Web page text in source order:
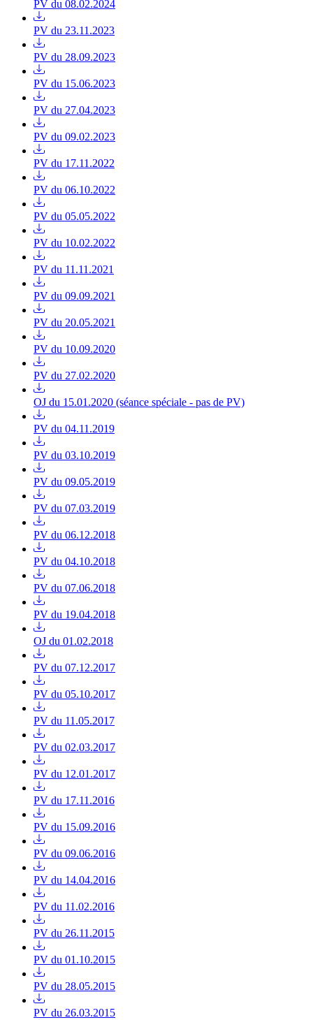
PV du 08.02.2024
PV du 23.11.2023
PV du 28.09.2023
PV du 15.06.2023
PV du 27.04.2023
PV du 09.02.2023
PV du 17.11.2022
PV du 06.10.2022
PV du 05.05.2022
PV du 10.02.2022
PV du 11.11.2021
PV du 09.09.2021
PV du 20.05.2021
PV du 10.09.2020
PV du 27.02.2020
OJ du 15.01.2020 (séance spéciale - pas de PV)
PV du 04.11.2019
PV du 03.10.2019
PV du 09.05.2019
PV du 07.03.2019
PV du 06.12.2018
PV du 04.10.2018
PV du 07.06.2018
PV du 19.04.2018
OJ du 01.02.2018
PV du 07.12.2017
PV du 05.10.2017
PV du 11.05.2017
PV du 02.03.2017
PV du 12.01.2017
PV du 17.11.2016
PV du 15.09.2016
PV du 09.06.2016
PV du 14.04.2016
PV du 11.02.2016
PV du 26.11.2015
PV du 01.10.2015
PV du 28.05.2015
PV du 26.03.2015